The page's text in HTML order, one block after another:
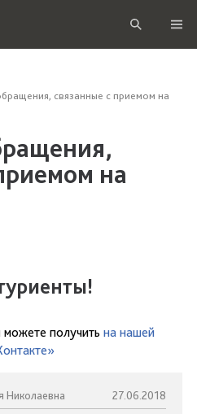
связанные с приемом на
на
получить на нашей
Николаевна 27.06.2018